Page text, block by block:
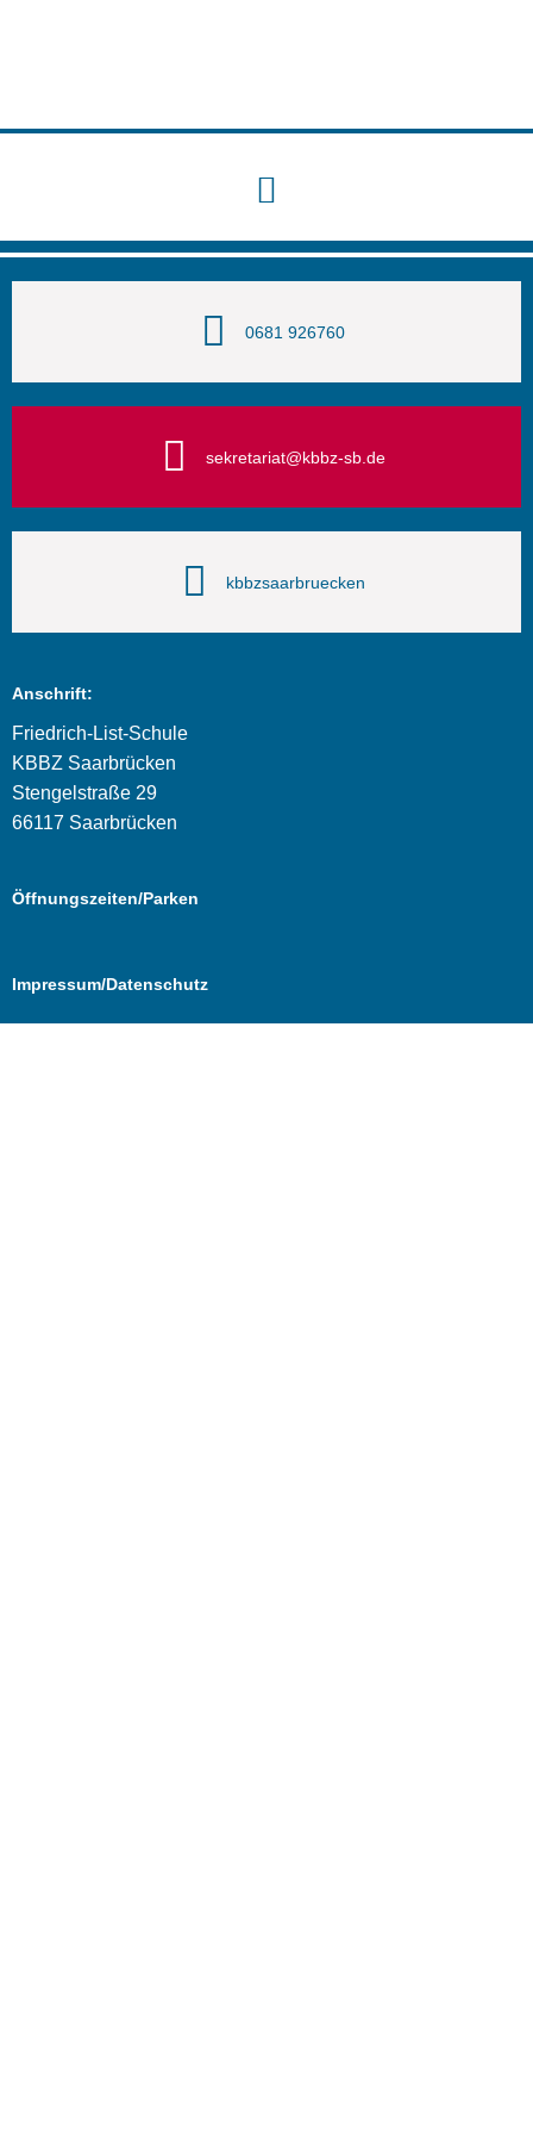
0681 926760
sekretariat@kbbz-sb.de
kbbzsaarbruecken
Anschrift:
Friedrich-List-Schule
KBBZ Saarbrücken
Stengelstraße 29
66117 Saarbrücken
Öffnungszeiten/Parken
Impressum/Datenschutz